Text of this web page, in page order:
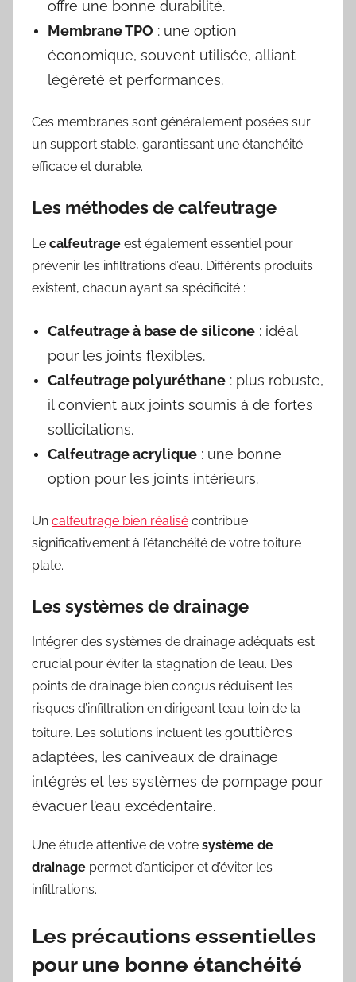
offre une bonne durabilité.
Membrane TPO : une option
économique, souvent utilisée, alliant
légèreté et performances.
Ces membranes sont généralement posées sur
un support stable, garantissant une étanchéité
efficace et durable.
Les méthodes de calfeutrage
Le calfeutrage est également essentiel pour
prévenir les infiltrations d’eau. Différents produits
existent, chacun ayant sa spécificité :
Calfeutrage à base de silicone : idéal
pour les joints flexibles.
Calfeutrage polyuréthane : plus robuste,
il convient aux joints soumis à de fortes
sollicitations.
Calfeutrage acrylique : une bonne
option pour les joints intérieurs.
Un calfeutrage bien réalisé contribue
significativement à l’étanchéité de votre toiture
plate.
Les systèmes de drainage
Intégrer des systèmes de drainage adéquats est
crucial pour éviter la stagnation de l’eau. Des
points de drainage bien conçus réduisent les
risques d’infiltration en dirigeant l’eau loin de la
toiture. Les solutions incluent les gouttières
adaptées, les caniveaux de drainage
intégrés et les systèmes de pompage pour
évacuer l’eau excédentaire.
Une étude attentive de votre système de
drainage permet d’anticiper et d’éviter les
infiltrations.
Les précautions essentielles
pour une bonne étanchéité